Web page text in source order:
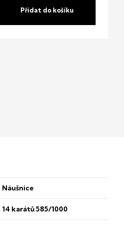
Přidat do košíku
Náušnice
14 karátů 585/1000